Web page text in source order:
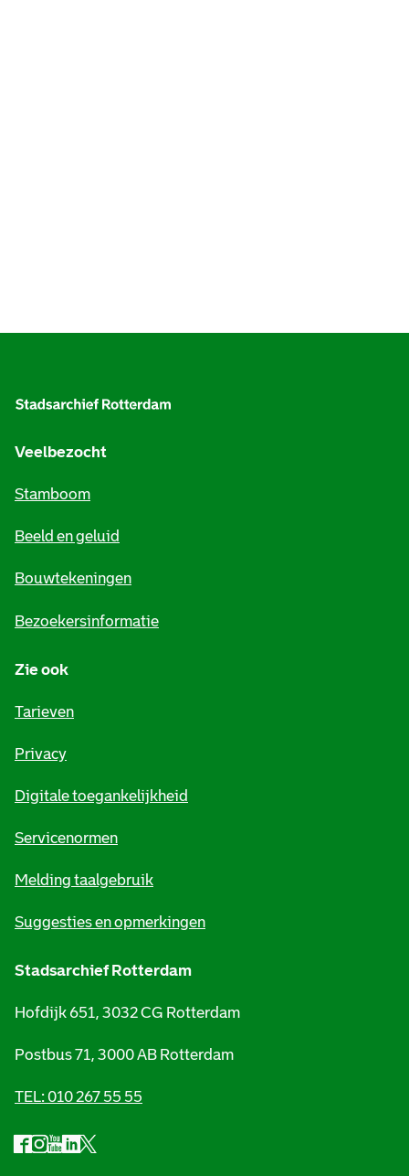
Veelbezocht
Stamboom
Beeld en geluid
Bouwtekeningen
Bezoekersinformatie
Zie ook
Tarieven
Privacy
Digitale toegankelijkheid
Servicenormen
Melding taalgebruik
Suggesties en opmerkingen
Stadsarchief Rotterdam
Hofdijk 651, 3032 CG Rotterdam
Postbus 71, 3000 AB Rotterdam
TEL: 010 267 55 55
S F
a
I
n
Y
o
L
i